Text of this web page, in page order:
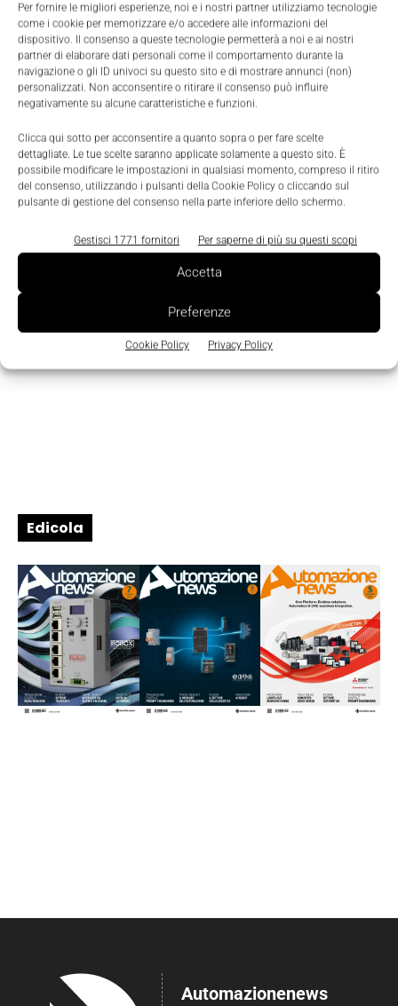
Per fornire le migliori esperienze, noi e i nostri partner utilizziamo tecnologie
come i cookie per memorizzare e/o accedere alle informazioni del
dispositivo. Il consenso a queste tecnologie permetterà a noi e ai nostri
partner di elaborare dati personali come il comportamento durante la
navigazione o gli ID univoci su questo sito e di mostrare annunci (non)
personalizzati. Non acconsentire o ritirare il consenso può influire
negativamente su alcune caratteristiche e funzioni.
Clicca qui sotto per acconsentire a quanto sopra o per fare scelte
dettagliate. Le tue scelte saranno applicate solamente a questo sito. È
possibile modificare le impostazioni in qualsiasi momento, compreso il ritiro
del consenso, utilizzando i pulsanti della Cookie Policy o cliccando sul
pulsante di gestione del consenso nella parte inferiore dello schermo.
Gestisci 1771 fornitori Per saperne di più su questi scopi
Accetta
Preferenze
Cookie Policy Privacy Policy
Big Data: modelli, architetture e tipologie
di dati
La Redazione - 21 Settembre 2022
Edicola
Automazionenews